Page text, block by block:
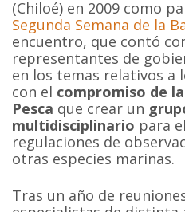
(Chiloé) en 2009 como
Segunda Semana de la
encuentro, que contó
representantes de
en los temas relativos a
con el compromiso de
Pesca que crear un
multidisciplinario para
regulaciones de
otras especies marinas.
Tras un año de